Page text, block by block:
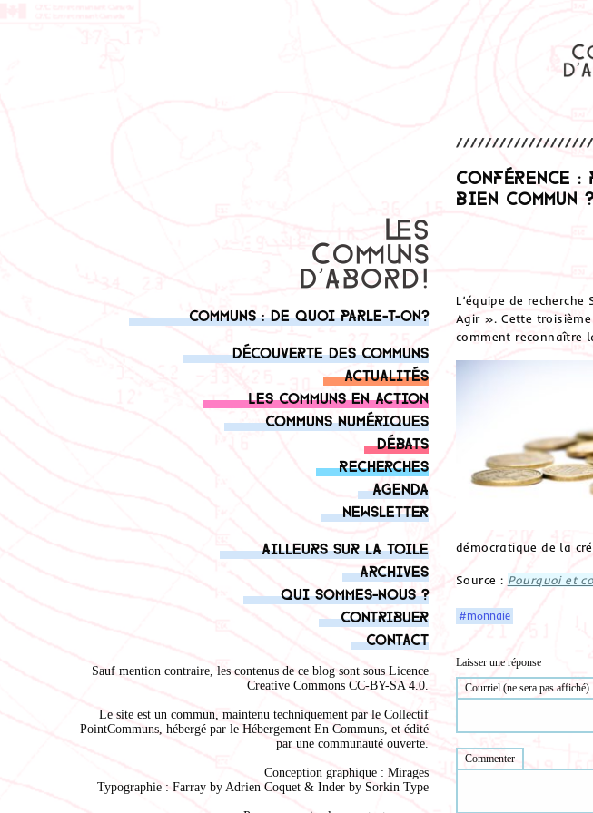
Communs : de quoi parle-t-on?
Découverte des communs
Actualités
Les communs en action
Communs numériques
Débats
Recherches
Agenda
Newsletter
Ailleurs sur la toile
Archives
Qui sommes-nous ?
Contribuer
Contact
Sauf mention contraire, les contenus de ce blog sont sous Licence
Creative Commons CC-BY-SA 4.0.
Le site est un commun, maintenu techniquement par le Collectif
PointCommuns, hébergé par le Hébergement En Communs, et édité
par une communauté ouverte.
Conception graphique : Mirages
Typographie : Farray by Adrien Coquet & Inder by Sorkin Type
Conférence :
bien commun ?
L’équipe de
Agir ». Cette
comment reconnaître
démocratique de la
Source : Pourquoi et
#monnaie
Laisser une réponse
Courriel (ne sera pas affiché)
Commenter